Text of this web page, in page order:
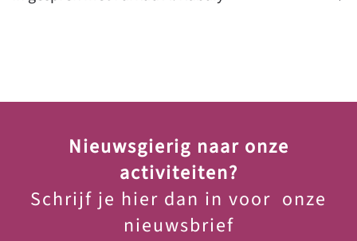
Nieuwsgierig naar onze
activiteiten?
Schrijf je hier dan in voor onze
nieuwsbrief